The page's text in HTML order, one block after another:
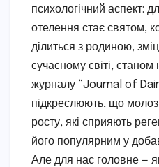
психологічний аспект:
отелення стає святом,
ділиться з родиною,
сучасному світі, станом
журналу “Journal of
підкреслюють, що
росту, які сприяють
його популярним у
Але для нас головне —